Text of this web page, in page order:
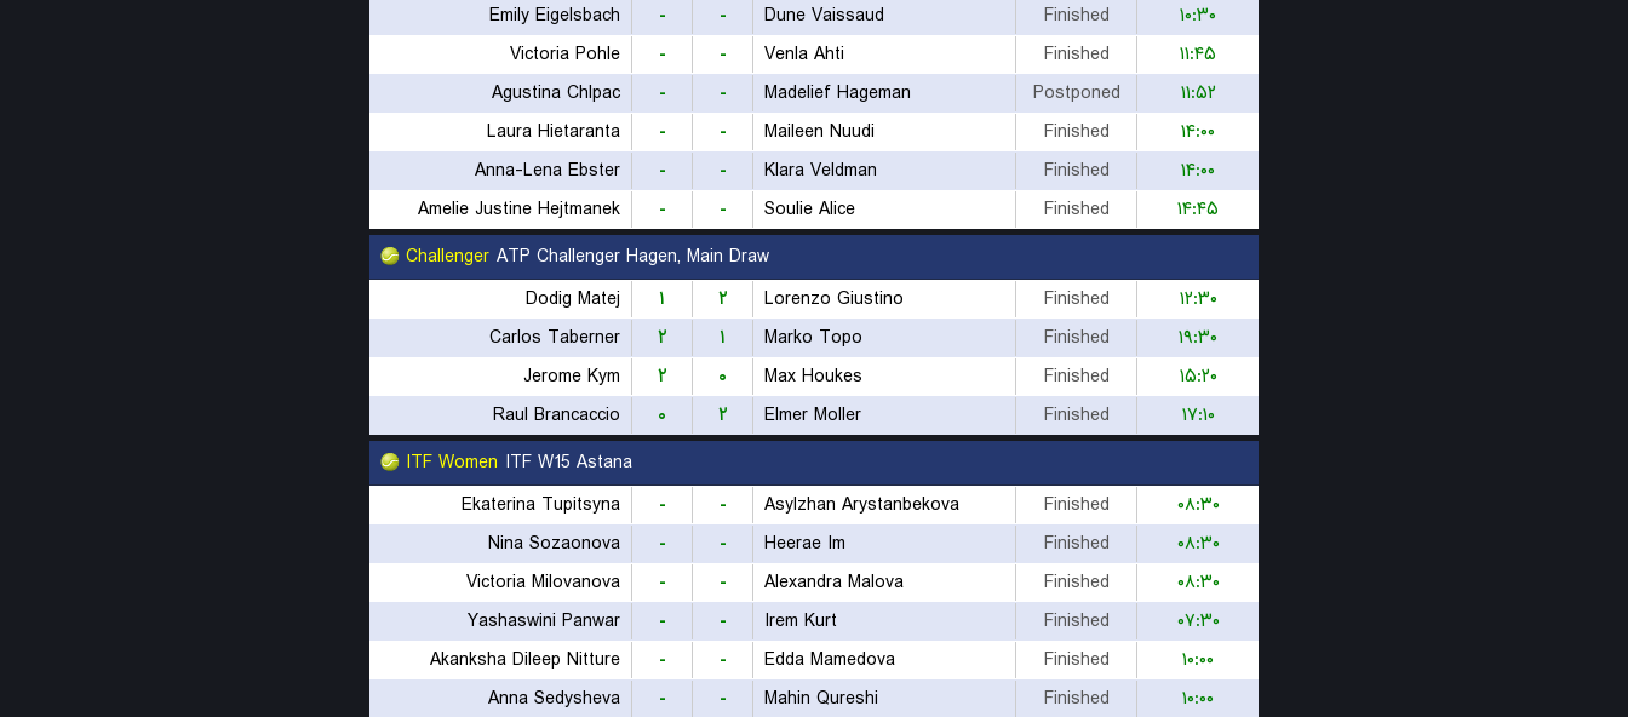
Emily Eigelsbach
- - Dune Vaissaud Finished
۱۰:۳۰
Victoria Pohle
- - Venla Ahti Finished
۱۱:۴۵
Agustina Chlpac
- - Madelief Hageman Postponed
۱۱:۵۲
Laura Hietaranta
- - Maileen Nuudi Finished
۱۴:۰۰
Anna-Lena Ebster
- - Klara Veldman Finished
۱۴:۰۰
Amelie Justine Hejtmanek
- - Soulie Alice Finished
۱۴:۴۵
Challenger ATP Challenger Hagen, Main Draw
Dodig Matej
۱ ۲ Lorenzo Giustino Finished
۱۲:۳۰
Carlos Taberner
۲ ۱ Marko Topo Finished
۱۹:۳۰
Jerome Kym
۲ ۰ Max Houkes Finished
۱۵:۲۰
Raul Brancaccio
۰ ۲ Elmer Moller Finished
۱۷:۱۰
ITF Women ITF W15 Astana
Ekaterina Tupitsyna
- - Asylzhan Arystanbekova Finished
۰۸:۳۰
Nina Sozaonova
- - Heerae Im Finished
۰۸:۳۰
Victoria Milovanova
- - Alexandra Malova Finished
۰۸:۳۰
Yashaswini Panwar
- - Irem Kurt Finished
۰۷:۳۰
Akanksha Dileep Nitture
- - Edda Mamedova Finished
۱۰:۰۰
Anna Sedysheva
- - Mahin Qureshi Finished ۱۰:۰۰